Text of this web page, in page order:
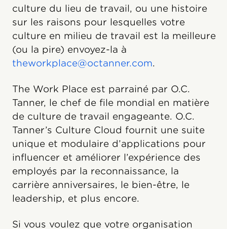
culture du lieu de travail, ou une histoire
sur les raisons pour lesquelles votre
culture en milieu de travail est la meilleure
(ou la pire) envoyez-la à
theworkplace@octanner.com.
The Work Place est parrainé par O.C.
Tanner, le chef de file mondial en matière
de culture de travail engageante. O.C.
Tanner’s Culture Cloud fournit une suite
unique et modulaire d’applications pour
influencer et améliorer l’expérience des
employés par la reconnaissance, la
carrière anniversaires, le bien-être, le
leadership, et plus encore.
Si vous voulez que votre organisation